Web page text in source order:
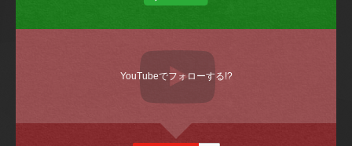
YouTubeでフォローする!?